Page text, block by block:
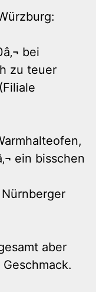
bei
zu teuer
ein bisschen
aber